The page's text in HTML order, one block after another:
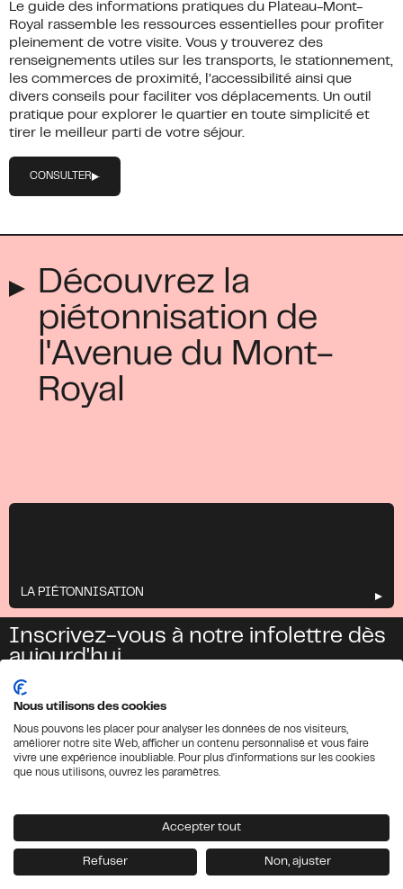
Le guide des informations pratiques du Plateau-Mont-
Royal rassemble les ressources essentielles pour profiter
pleinement de votre visite. Vous y trouverez des
renseignements utiles sur les transports, le stationnement,
les commerces de proximité, l’accessibilité ainsi que
divers conseils pour faciliter vos déplacements. Un outil
pratique pour explorer le quartier en toute simplicité et
tirer le meilleur parti de votre séjour.
CONSULTER
Découvrez la
piétonnisation de
l'Avenue du Mont-
Royal
LA PIÉTONNISATION
Inscrivez-vous à notre infolettre dès
aujourd'hui
Services
À propos
SOCIAL
TikTok
Facebook
Politique de Confidentialité
Nous utilisons des cookies
Nous pouvons les placer pour analyser les données de nos visiteurs,
améliorer notre site Web, afficher un contenu personnalisé et vous faire
vivre une expérience inoubliable. Pour plus d'informations sur les cookies
que nous utilisons, ouvrez les paramètres.
Accepter tout
Refuser Non, ajuster